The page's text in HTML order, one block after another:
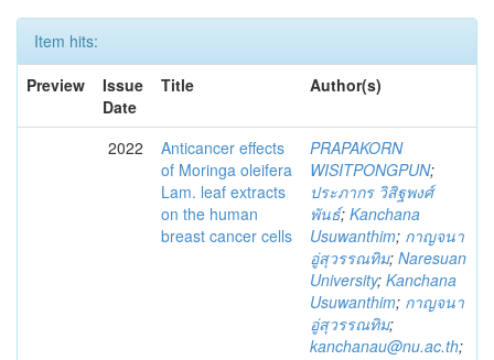
Item hits:
Preview
Issue
Date
Title Author(s)
2022
Anticancer effects
of Moringa oleifera
Lam. leaf extracts
on the human
breast cancer cells
PRAPAKORN
WISITPONGPUN;
ประภากร วิสิฐพงศ์
พันธ์; Kanchana
Usuwanthim; กาญจนา
อู่สุวรรณทิม; Naresuan
University; Kanchana
Usuwanthim; กาญจนา
อู่สุวรรณทิม;
kanchanau@nu.ac.th;